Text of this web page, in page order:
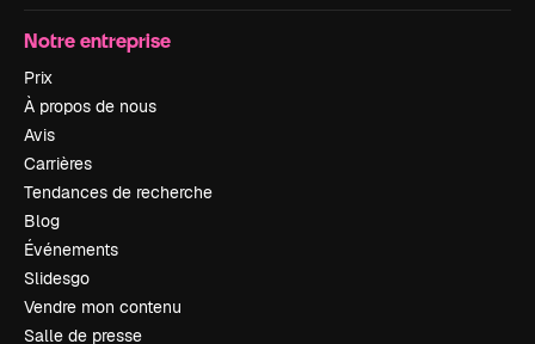
Notre entreprise
Prix
À propos de nous
Avis
Carrières
Tendances de recherche
Blog
Événements
Slidesgo
Vendre mon contenu
Salle de presse